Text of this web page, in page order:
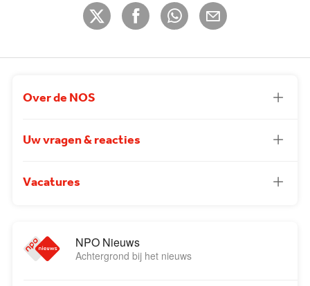
Over de NOS
Uw vragen & reacties
Vacatures
NPO Nieuws
Achtergrond bij het nieuws